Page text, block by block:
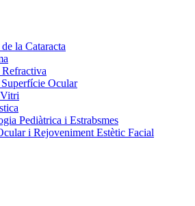
la Cataracta
Ocular
Pediàtrica i Estrabsmes
i Rejoveniment Estètic Facial